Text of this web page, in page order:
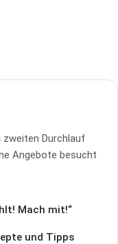
zweiten Durchlauf
Angebote besucht
Mach mit!“
und Tipps